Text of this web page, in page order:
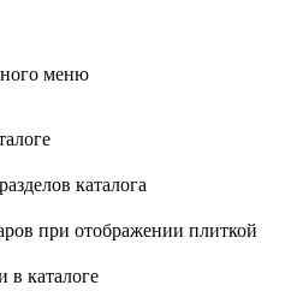
меню
каталога
при отображении плиткой
каталоге